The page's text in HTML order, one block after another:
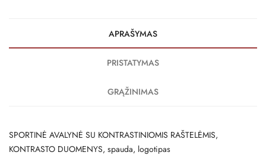
APRAŠYMAS
PRISTATYMAS
GRĄŽINIMAS
SPORTINĖ AVALYNĖ SU KONTRASTINIOMIS RAŠTELĖMIS,
KONTRASTO DUOMENYS, spauda, ​​logotipas